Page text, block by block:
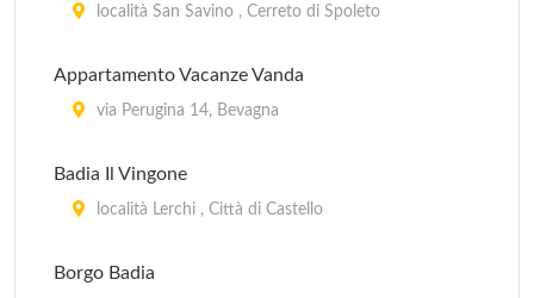
Località Petrognano, km 7 a Nord di Spoleto, verso
Il Collaccio
Il Rocolo
località San Savino , Cerreto di Spoleto
Appartamento Vacanze Vanda
via Perugina 14, Bevagna
Badia Il Vingone
località Lerchi , Città di Castello
Borgo Badia